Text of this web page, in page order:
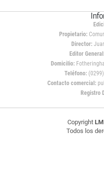
Propietario:
Director:
Editor
Domicilio:
Teléfono:
Contacto comercial:
Registro
Copyright
Todos los